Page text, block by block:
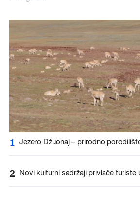
1 Jezero Džuonaj – prirodno
2 Novi kulturni sadržaji privlače turiste